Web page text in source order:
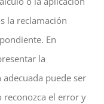
la reclamación
En
la
puede ser
reconozca el error y